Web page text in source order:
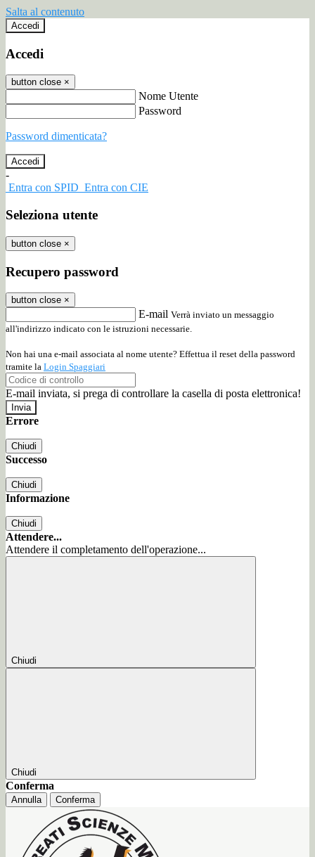
Salta al contenuto
Accedi
Accedi
button close ×
Nome Utente
Password
Password dimenticata?
-
Entra con SPID Entra con CIE
Seleziona utente
button close ×
Recupero password
button close ×
E-mail Verrà inviato un messaggio
all'indirizzo indicato con le istruzioni necessarie.
Non hai una e-mail associata al nome utente? Effettua il reset della password
tramite la Login Spaggiari
E-mail inviata, si prega di controllare la casella di posta elettronica!
Errore
Chiudi
Successo
Chiudi
Informazione
Chiudi
Attendere...
Attendere il completamento dell'operazione...
Chiudi
Chiudi
Conferma
Annulla Conferma